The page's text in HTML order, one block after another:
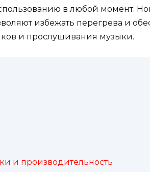
в любой момент.
избежать перегрева и
и прослушивания музыки.
и производительность